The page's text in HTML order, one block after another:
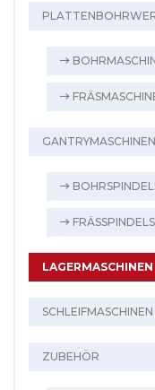
LAGERMASCHINEN
SCHLEIFMASCHINEN
ZUBEHÖR